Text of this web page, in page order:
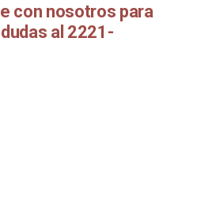
con nosotros para
al 2221-